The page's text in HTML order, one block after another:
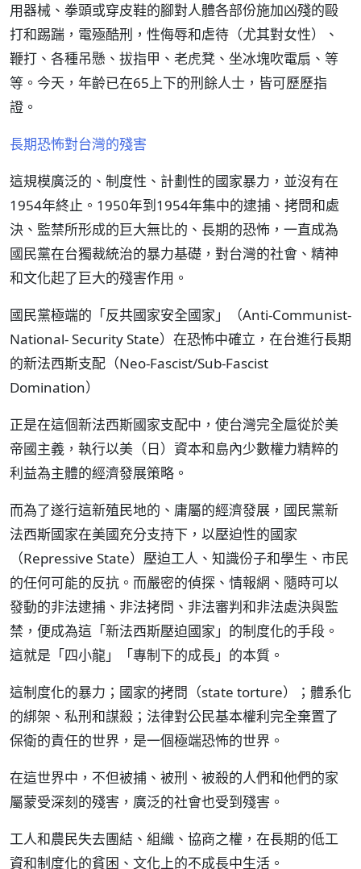
用器械、拳頭或穿皮鞋的腳對人體各部份施加凶殘的毆
打和踢踹，電殛酷刑，性侮辱和虐待（尤其對女性）、
鞭打、各種吊懸、拔指甲、老虎凳、坐冰塊吹電扇、等
等。今天，年齡已在65上下的刑餘人士，皆可歷歷指
證。
長期恐怖對台灣的殘害
這規模廣泛的、制度性、計劃性的國家暴力，並沒有在
1954年終止。1950年到1954年集中的逮捕、拷問和處
決、監禁所形成的巨大無比的、長期的恐怖，一直成為
國民黨在台獨裁統治的暴力基礎，對台灣的社會、精神
和文化起了巨大的殘害作用。
國民黨極端的「反共國家安全國家」（Anti-Communist-
National- Security State）在恐怖中確立，在台進行長期
的新法西斯支配（Neo-Fascist/Sub-Fascist
Domination）
正是在這個新法西斯國家支配中，使台灣完全扈從於美
帝國主義，執行以美（日）資本和島內少數權力精粹的
利益為主體的經濟發展策略。
而為了遂行這新殖民地的、庸屬的經濟發展，國民黨新
法西斯國家在美國充分支持下，以壓迫性的國家
（Repressive State）壓迫工人、知識份子和學生、市民
的任何可能的反抗。而嚴密的偵探、情報網、隨時可以
發動的非法逮捕、非法拷問、非法審判和非法處決與監
禁，便成為這「新法西斯壓迫國家」的制度化的手段。
這就是「四小龍」「專制下的成長」的本質。
這制度化的暴力；國家的拷問（state torture）；體系化
的綁架、私刑和謀殺；法律對公民基本權利完全棄置了
保衛的責任的世界，是一個極端恐怖的世界。
在這世界中，不但被捕、被刑、被殺的人們和他們的家
屬蒙受深刻的殘害，廣泛的社會也受到殘害。
工人和農民失去團結、組織、協商之權，在長期的低工
資和制度化的貧困、文化上的不成長中生活。